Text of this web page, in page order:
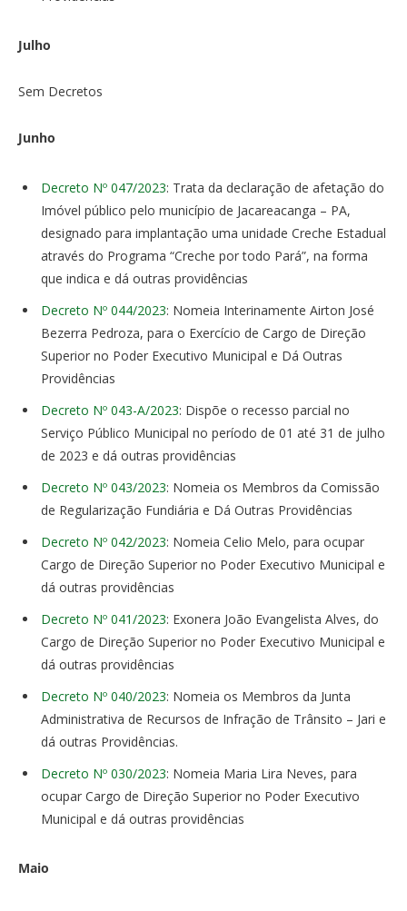
Julho
Sem Decretos
Junho
Decreto Nº 047/2023: Trata da declaração de afetação do
Imóvel público pelo município de Jacareacanga – PA,
designado para implantação uma unidade Creche Estadual
através do Programa “Creche por todo Pará”, na forma
que indica e dá outras providências
Decreto Nº 044/2023: Nomeia Interinamente Airton José
Bezerra Pedroza, para o Exercício de Cargo de Direção
Superior no Poder Executivo Municipal e Dá Outras
Providências
Decreto Nº 043-A/2023: Dispõe o recesso parcial no
Serviço Público Municipal no período de 01 até 31 de julho
de 2023 e dá outras providências
Decreto Nº 043/2023: Nomeia os Membros da Comissão
de Regularização Fundiária e Dá Outras Providências
Decreto Nº 042/2023: Nomeia Celio Melo, para ocupar
Cargo de Direção Superior no Poder Executivo Municipal e
dá outras providências
Decreto Nº 041/2023: Exonera João Evangelista Alves, do
Cargo de Direção Superior no Poder Executivo Municipal e
dá outras providências
Decreto Nº 040/2023: Nomeia os Membros da Junta
Administrativa de Recursos de Infração de Trânsito – Jari e
dá outras Providências.
Decreto Nº 030/2023: Nomeia Maria Lira Neves, para
ocupar Cargo de Direção Superior no Poder Executivo
Municipal e dá outras providências
Maio